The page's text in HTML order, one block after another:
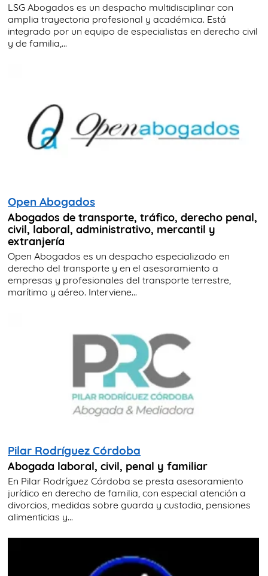
LSG Abogados es un despacho multidisciplinar con
amplia trayectoria profesional y académica. Está
integrado por un equipo de especialistas en derecho civil
y de familia,...
Open Abogados
Abogados de transporte, tráfico, derecho penal,
civil, laboral, administrativo, mercantil y
extranjería
Open Abogados es un despacho especializado en
derecho del transporte y en el asesoramiento a
empresas y profesionales del transporte terrestre,
marítimo y aéreo. Interviene...
Pilar Rodríguez Córdoba
Abogada laboral, civil, penal y familiar
En Pilar Rodríguez Córdoba se presta asesoramiento
jurídico en derecho de familia, con especial atención a
divorcios, medidas sobre guarda y custodia, pensiones
alimenticias y...